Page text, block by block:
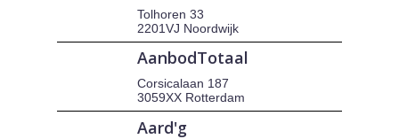
Tolhoren 33
2201VJ Noordwijk
AanbodTotaal
Corsicalaan 187
3059XX Rotterdam
Aard'g